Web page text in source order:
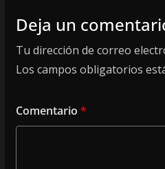
Deja un
Tu dirección de correo
Los campos obligatorios
Comentario *